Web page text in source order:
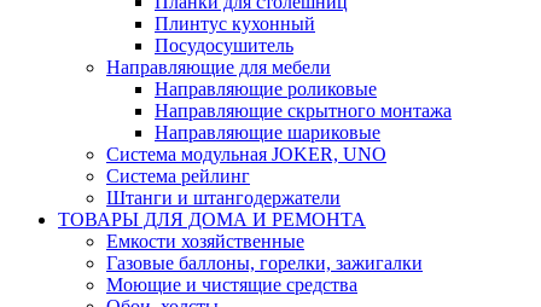
Плинтус кухонный
Посудосушитель
Направляющие для мебели
Направляющие роликовые
Направляющие скрытного монтажа
Направляющие шариковые
Система модульная JOKER, UNO
Система рейлинг
Штанги и штангодержатели
ТОВАРЫ ДЛЯ ДОМА И РЕМОНТА
Емкости хозяйственные
Газовые баллоны, горелки, зажигалки
Моющие и чистящие средства